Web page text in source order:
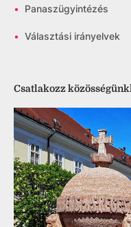
• Panaszügyintézés
• Választási irányelvek
Csatlakozz